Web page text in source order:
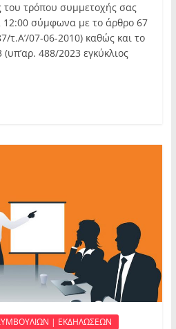
τρόπου συμμετοχής σας
12:00 σύμφωνα με το άρθρο 67
τ.Α’/07-06-2010) καθώς και το
488/2023 εγκύκλιος
| ΕΚΔΗΛΩΣΕΩΝ